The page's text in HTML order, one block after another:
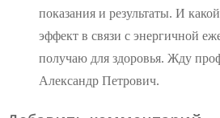
показания и результаты. И
эффект в связи с энергичной
получаю для здоровья. Жду
Александр Петрович.